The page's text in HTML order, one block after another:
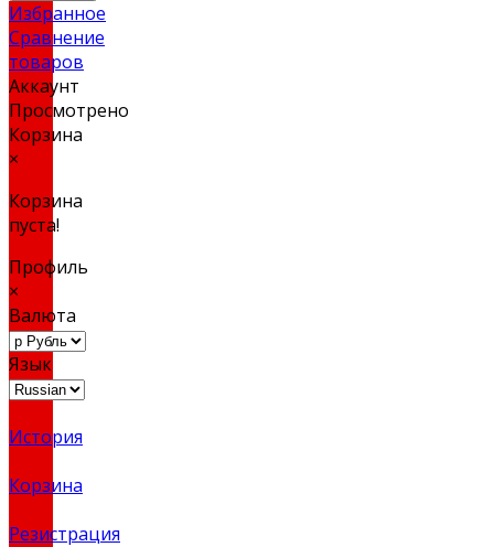
Избранное
Сравнение
товаров
Аккаунт
Просмотрено
Корзина
×
Корзина
пуста!
Профиль
×
Валюта
Язык
История
Корзина
Резистрация